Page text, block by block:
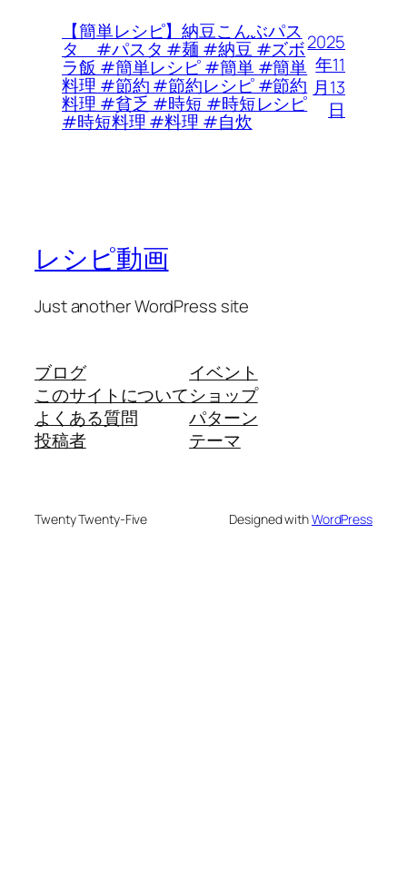
【簡単レシピ】納豆こんぶパス
タ #パスタ #麺 #納豆 #ズボ
ラ飯 #簡単レシピ #簡単 #簡単
料理 #節約 #節約レシピ #節約
料理 #貧乏 #時短 #時短レシピ
#時短料理 #料理 #自炊
2025
年11
月13
日
レシピ動画
Just another WordPress site
ブログ
このサイトについて
よくある質問
投稿者
イベント
ショップ
パターン
テーマ
Twenty Twenty-Five Designed withWordPress